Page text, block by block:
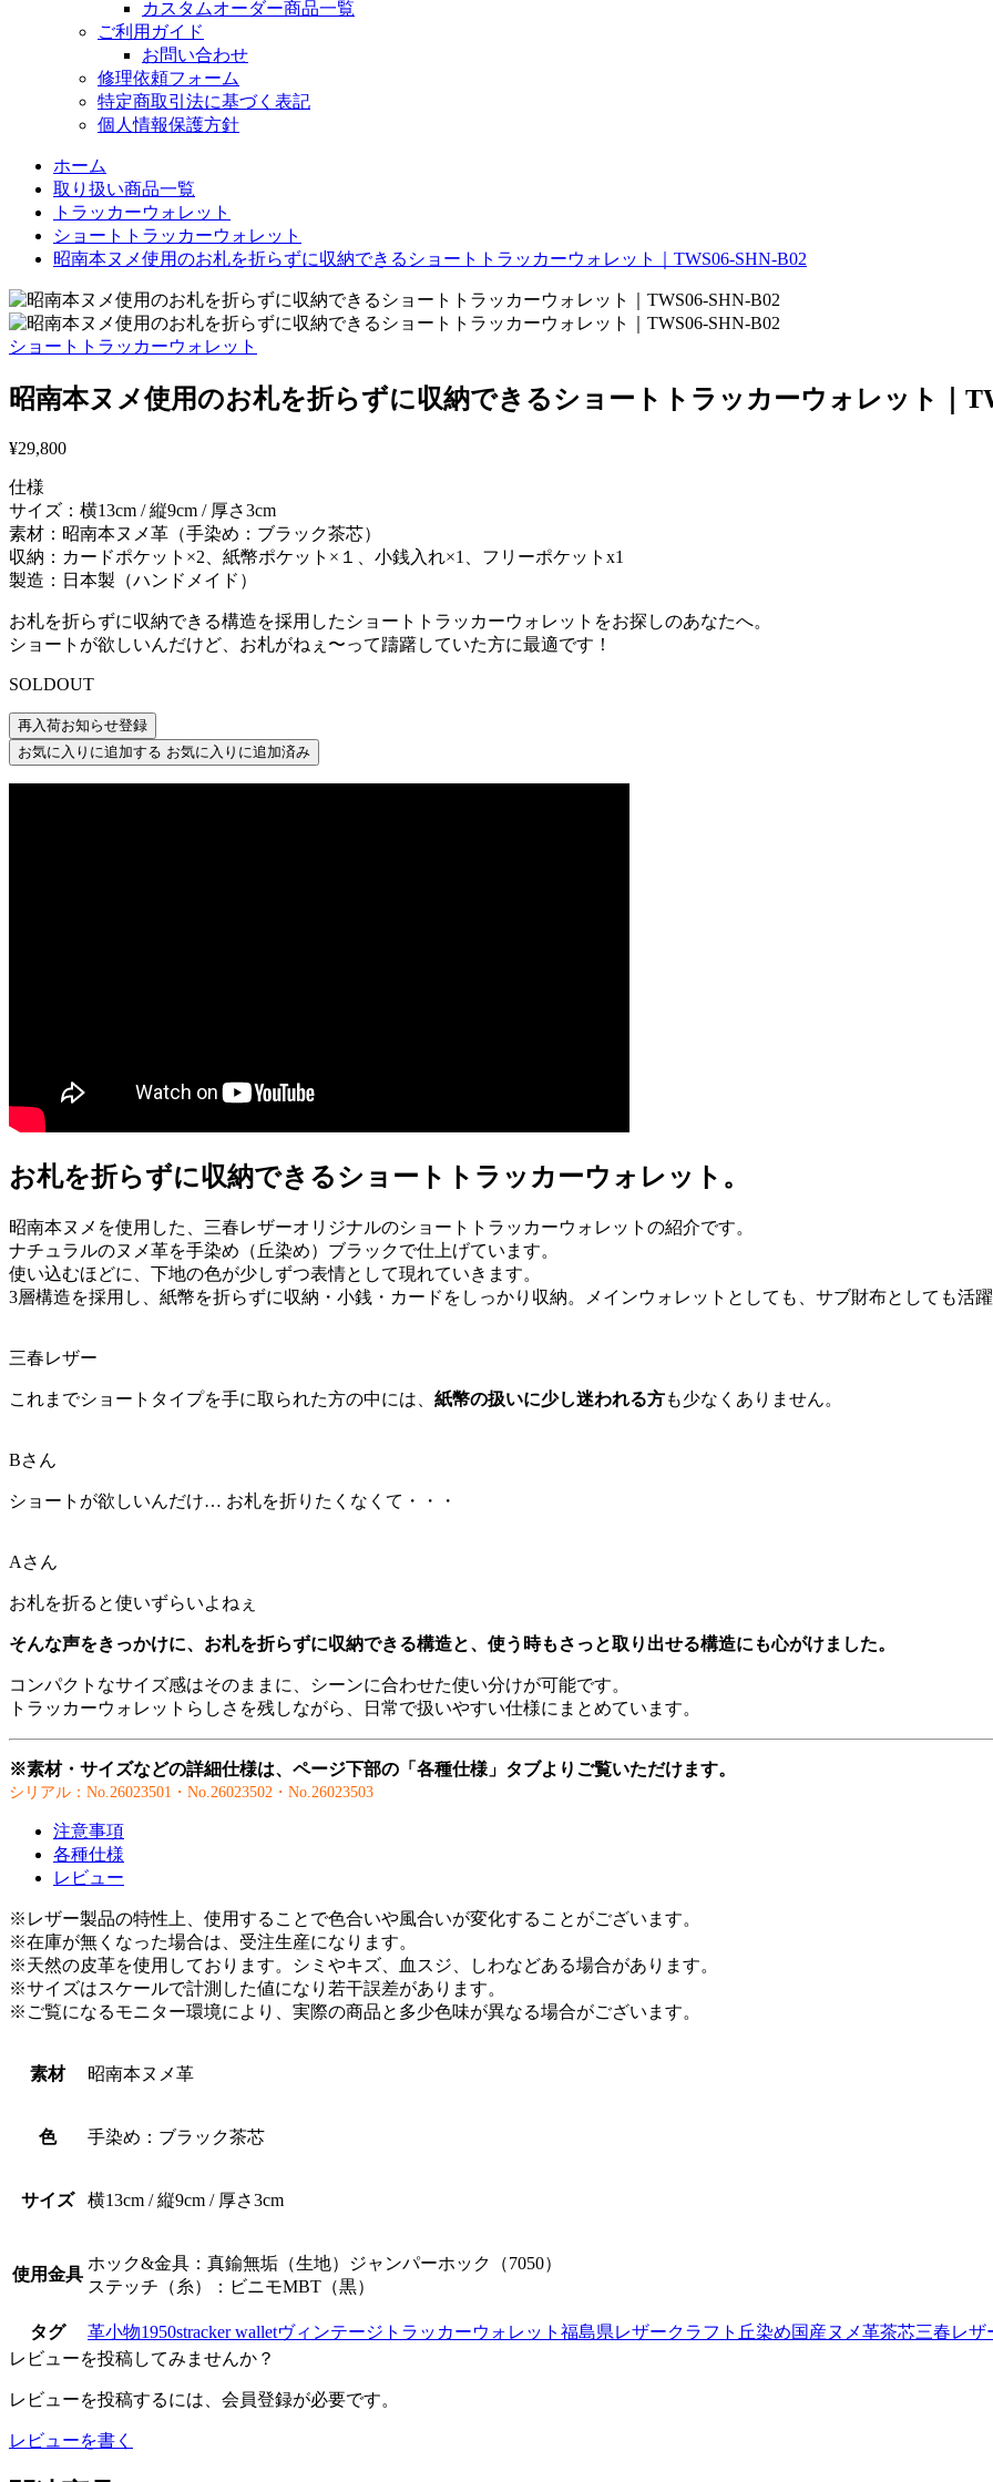
カスタムオーダー商品一覧
ご利用ガイド
お問い合わせ
修理依頼フォーム
特定商取引法に基づく表記
個人情報保護方針
ホーム
取り扱い商品一覧
トラッカーウォレット
ショートトラッカーウォレット
昭南本ヌメ使用のお札を折らずに収納できるショートトラッカーウォレット｜TWS06-SHN-B02
ショートトラッカーウォレット
昭南本ヌメ使用のお札を折らずに収納できるショートトラッカーウォレット｜
¥29,800
仕様
サイズ：横13cm / 縦9cm / 厚さ3cm
素材：昭南本ヌメ革（手染め：ブラック茶芯）
収納：カードポケット×2、紙幣ポケット×１、小銭入れ×1、フリーポケットx1
製造：日本製（ハンドメイド）
お札を折らずに収納できる構造を採用したショートトラッカーウォレットをお探しのあなたへ。
ショートが欲しいんだけど、お札がねぇ〜って躊躇していた方に最適です！
SOLDOUT
再入荷お知らせ登録
お気に入りに追加する お気に入りに追加済み
お札を折らずに収納できるショートトラッカーウォレット。
昭南本ヌメを使用した、三春レザーオリジナルのショートトラッカーウォレットの紹介です。
ナチュラルのヌメ革を手染め（丘染め）ブラックで仕上げています。
使い込むほどに、下地の色が少しずつ表情として現れていきます。
3層構造を採用し、紙幣を折らずに収納・小銭・カードをしっかり収納。メインウォレットとしても、サブ財布としても活躍
三春レザー
これまでショートタイプを手に取られた方の中には、 紙幣の扱いに少し迷われる方も少なくありません。
Bさん
ショートが欲しいんだけ… お札を折りたくなくて・・・
Aさん
お札を折ると使いずらいよねぇ
そんな声をきっかけに、お札を折らずに収納できる構造と、使う時もさっと取り出せる構造にも心がけました。
コンパクトなサイズ感はそのままに、シーンに合わせた使い分けが可能です。
トラッカーウォレットらしさを残しながら、日常で扱いやすい仕様にまとめています。
※素材・サイズなどの詳細仕様は、ページ下部の「各種仕様」タブよりご覧いただけます。
シリアル：No.26023501・No.26023502・No.26023503
注意事項
各種仕様
レビュー
※レザー製品の特性上、使用することで色合いや風合いが変化することがございます。
※在庫が無くなった場合は、受注生産になります。
※天然の皮革を使用しております。シミやキズ、血スジ、しわなどある場合があります。
※サイズはスケールで計測した値になり若干誤差があります。
※ご覧になるモニター環境により、実際の商品と多少色味が異なる場合がございます。
素材 昭南本ヌメ革
色 手染め：ブラック茶芯
サイズ 横13cm / 縦9cm / 厚さ3cm
使用金具
ホック&金具：真鍮無垢（生地）ジャンパーホック（7050）
ステッチ（糸）：ビニモMBT（黒）
タグ 革小物1950stracker walletヴィンテージ トラッカーウォレット 福島県レザークラフト 丘染め国産ヌメ革茶芯三春レザ
レビューを投稿してみませんか？
レビューを投稿するには、会員登録が必要です。
レビューを書く